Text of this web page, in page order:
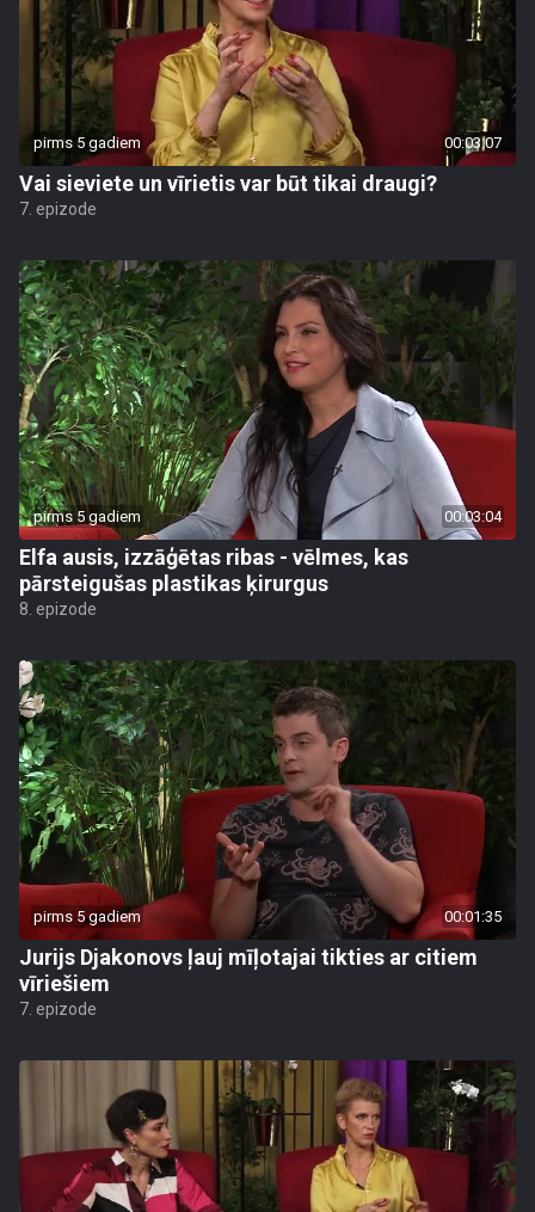
pirms 5 gadiem 00:03:07
Vai sieviete un vīrietis var būt tikai draugi?
7. epizode
pirms 5 gadiem 00:03:04
Elfa ausis, izzāģētas ribas - vēlmes, kas
pārsteigušas plastikas ķirurgus
8. epizode
pirms 5 gadiem 00:01:35
Jurijs Djakonovs ļauj mīļotajai tikties ar citiem
vīriešiem
7. epizode